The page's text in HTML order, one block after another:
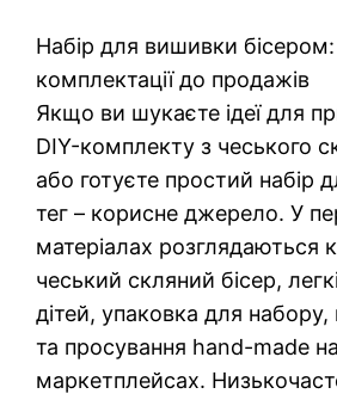
Набір для вишивки бісером:
комплектації до продажів
Якщо ви шукаєте ідеї для
DIY-комплекту з чеського
або готуєте простий набір
тег – корисне джерело. У
матеріалах розглядаються
чеський скляний бісер,
дітей, упаковка для набору,
та просування hand-made на
маркетплейсах.